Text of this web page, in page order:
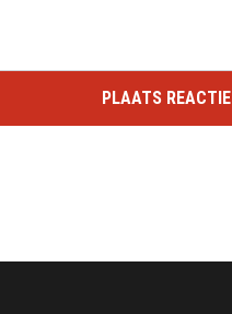
PLAATS REACTIE